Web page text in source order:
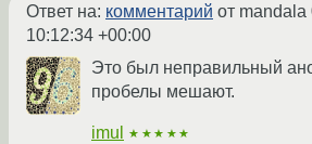
Ответ на: комментарий от mandala
10:12:34 +00:00
Это был неправильный
пробелы мешают.
imul ★★★★★